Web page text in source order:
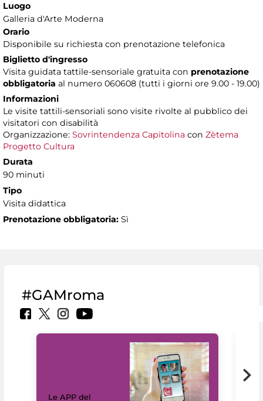
Luogo
Galleria d'Arte Moderna
Orario
Disponibile su richiesta con prenotazione telefonica
Biglietto d'ingresso
Visita guidata tattile-sensoriale gratuita con prenotazione
obbligatoria al numero 060608 (tutti i giorni ore 9.00 - 19.00)
Informazioni
Le visite tattili-sensoriali sono visite rivolte al pubblico dei
visitatori con disabilità
Organizzazione: Sovrintendenza Capitolina con Zètema
Progetto Cultura
Durata
90 minuti
Tipo
Visita didattica
Prenotazione obbligatoria: Sì
#GAMroma
Le APP del